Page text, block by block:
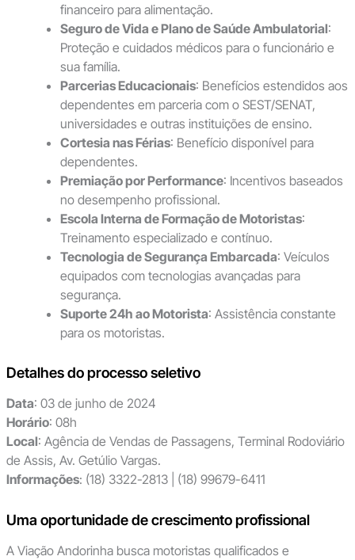
financeiro para alimentação.
Seguro de Vida e Plano de Saúde Ambulatorial:
Proteção e cuidados médicos para o funcionário e
sua família.
Parcerias Educacionais: Benefícios estendidos aos
dependentes em parceria com o SEST/SENAT,
universidades e outras instituições de ensino.
Cortesia nas Férias: Benefício disponível para
dependentes.
Premiação por Performance: Incentivos baseados
no desempenho profissional.
Escola Interna de Formação de Motoristas:
Treinamento especializado e contínuo.
Tecnologia de Segurança Embarcada: Veículos
equipados com tecnologias avançadas para
segurança.
Suporte 24h ao Motorista: Assistência constante
para os motoristas.
Detalhes do processo seletivo
Data: 03 de junho de 2024
Horário: 08h
Local: Agência de Vendas de Passagens, Terminal Rodoviário
de Assis, Av. Getúlio Vargas.
Informações: (18) 3322-2813 | (18) 99679-6411
Uma oportunidade de crescimento profissional
A Viação Andorinha busca motoristas qualificados e